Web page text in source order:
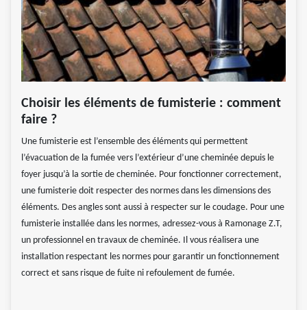
Choisir les éléments de fumisterie : comment
faire ?
Une fumisterie est l’ensemble des éléments qui permettent
l’évacuation de la fumée vers l’extérieur d’une cheminée depuis le
foyer jusqu’à la sortie de cheminée. Pour fonctionner correctement,
une fumisterie doit respecter des normes dans les dimensions des
éléments. Des angles sont aussi à respecter sur le coudage. Pour une
fumisterie installée dans les normes, adressez-vous à Ramonage Z.T,
un professionnel en travaux de cheminée. Il vous réalisera une
installation respectant les normes pour garantir un fonctionnement
correct et sans risque de fuite ni refoulement de fumée.